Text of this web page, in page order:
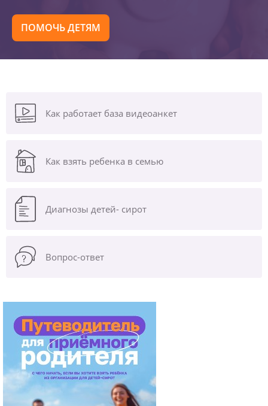
ПОМОЧЬ ДЕТЯМ
Как работает база видеоанкет
Как взять ребенка в семью
Диагнозы детей- сирот
Вопрос-ответ